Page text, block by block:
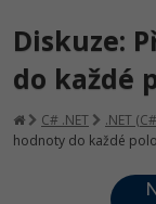
hrazené
Školení
Kurzy
Junior
Přihlásit se|
Diskuze:
do každé
C# .NET .NET
hodnoty do každé